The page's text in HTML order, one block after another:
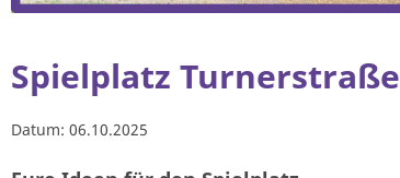
Spielplatz Turnerstraße
Datum: 06.10.2025